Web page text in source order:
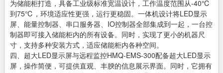
为储能柜打造，具备工业级标准宽温设计，工作温度范围从-40℃
到75℃，环境适应性更强，运行更稳固。一体机设计将LED显示
屏、能量控制器、串口服务器、IO控制器全部集成到一起，一台控
制器即可接入储能柜内的所有设备。同时，实现了更小的机器尺
寸，支持多种安装方式，适应储能柜内各种空间。
四、超大LED显示屏与远程监控HMQ-EMS-300配备超大LED显示
屏，操作简便，可提供直观、丰腴的信息展示界面。同时，它拥有